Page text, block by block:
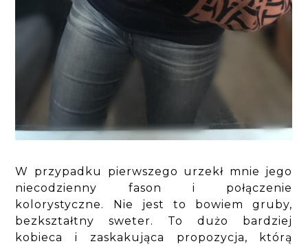
W przypadku pierwszego urzekł mnie jego
niecodzienny fason i połączenie
kolorystyczne. Nie jest to bowiem gruby,
bezkształtny sweter. To dużo bardziej
kobieca i zaskakująca propozycja, którą